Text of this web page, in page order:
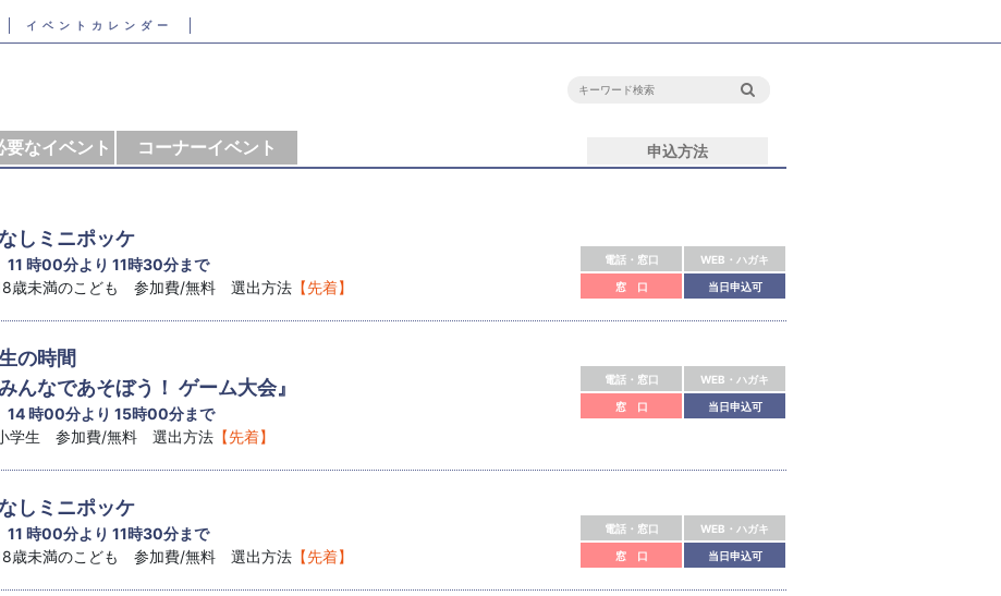
イベントカレンダー
要なイベント コーナーイベント 申込方法
しミニポッケ
11 時00分より 11時30分まで
歳未満のこども 参加費/無料 選出方法 【先着】
電話・窓口 WEB・ハガキ
窓 口 当日申込可
の時間
んなであそぼう！ ゲーム大会』
14 時00分より 15時00分まで
学生 参加費/無料 選出方法 【先着】
電話・窓口 WEB・ハガキ
窓 口 当日申込可
しミニポッケ
11 時00分より 11時30分まで
歳未満のこども 参加費/無料 選出方法 【先着】
電話・窓口 WEB・ハガキ
窓 口 当日申込可